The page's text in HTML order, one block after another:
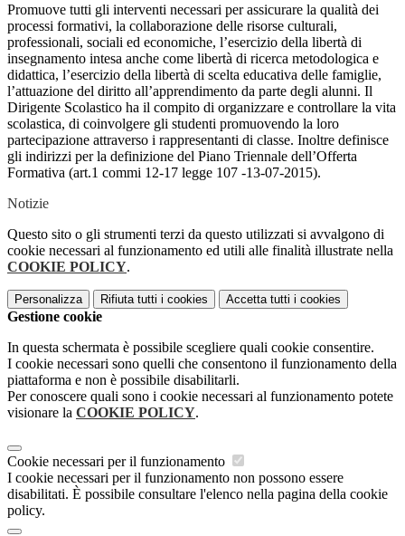
Promuove tutti gli interventi necessari per assicurare la qualità dei
processi formativi, la collaborazione delle risorse culturali,
professionali, sociali ed economiche, l’esercizio della libertà di
insegnamento intesa anche come libertà di ricerca metodologica e
didattica, l’esercizio della libertà di scelta educativa delle famiglie,
l’attuazione del diritto all’apprendimento da parte degli alunni. Il
Dirigente Scolastico ha il compito di organizzare e controllare la vita
scolastica, di coinvolgere gli studenti promuovendo la loro
partecipazione attraverso i rappresentanti di classe. Inoltre definisce
gli indirizzi per la definizione del Piano Triennale dell’Offerta
Formativa (art.1 commi 12-17 legge 107 -13-07-2015).
Notizie
Questo sito o gli strumenti terzi da questo utilizzati si avvalgono di
cookie necessari al funzionamento ed utili alle finalità illustrate nella
COOKIE POLICY.
Personalizza Rifiuta tutti i cookies Accetta tutti i cookies
Gestione cookie
In questa schermata è possibile scegliere quali cookie consentire.
I cookie necessari sono quelli che consentono il funzionamento della
piattaforma e non è possibile disabilitarli.
Per conoscere quali sono i cookie necessari al funzionamento potete
visionare la COOKIE POLICY.
Cookie necessari per il funzionamento
I cookie necessari per il funzionamento non possono essere
disabilitati. È possibile consultare l'elenco nella pagina della cookie
policy.